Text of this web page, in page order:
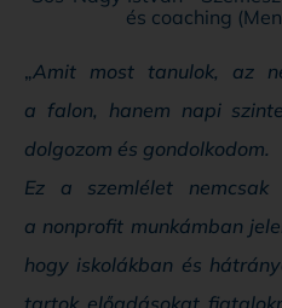
és coaching
„Amit most tanulok, az
a falon, hanem napi
dolgozom és gondolkodom.
Ez a szemlélet
a nonprofit munkámban
hogy iskolákban és
tartok előadásokat